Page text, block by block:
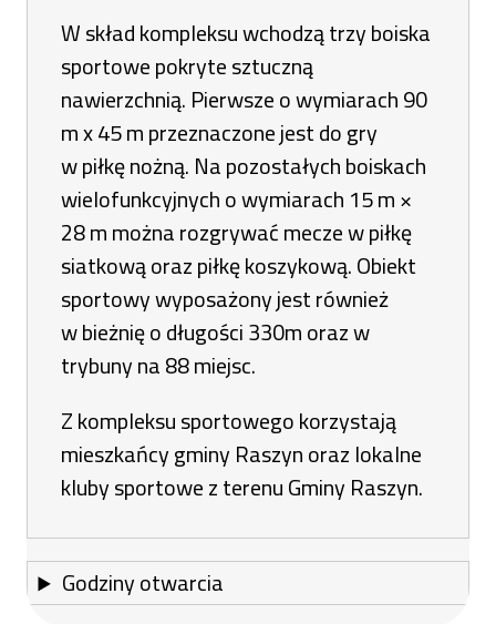
W skład kompleksu wchodzą trzy boiska
sportowe pokryte sztuczną
nawierzchnią. Pierwsze o wymiarach 90
m x 45 m przeznaczone jest do gry
w piłkę nożną. Na pozostałych boiskach
wielofunkcyjnych o wymiarach 15 m ×
28 m można rozgrywać mecze w piłkę
siatkową oraz piłkę koszykową. Obiekt
sportowy wyposażony jest również
w bieżnię o długości 330m oraz w
trybuny na 88 miejsc.
Z kompleksu sportowego korzystają
mieszkańcy gminy Raszyn oraz lokalne
kluby sportowe z terenu Gminy Raszyn.
Godziny otwarcia